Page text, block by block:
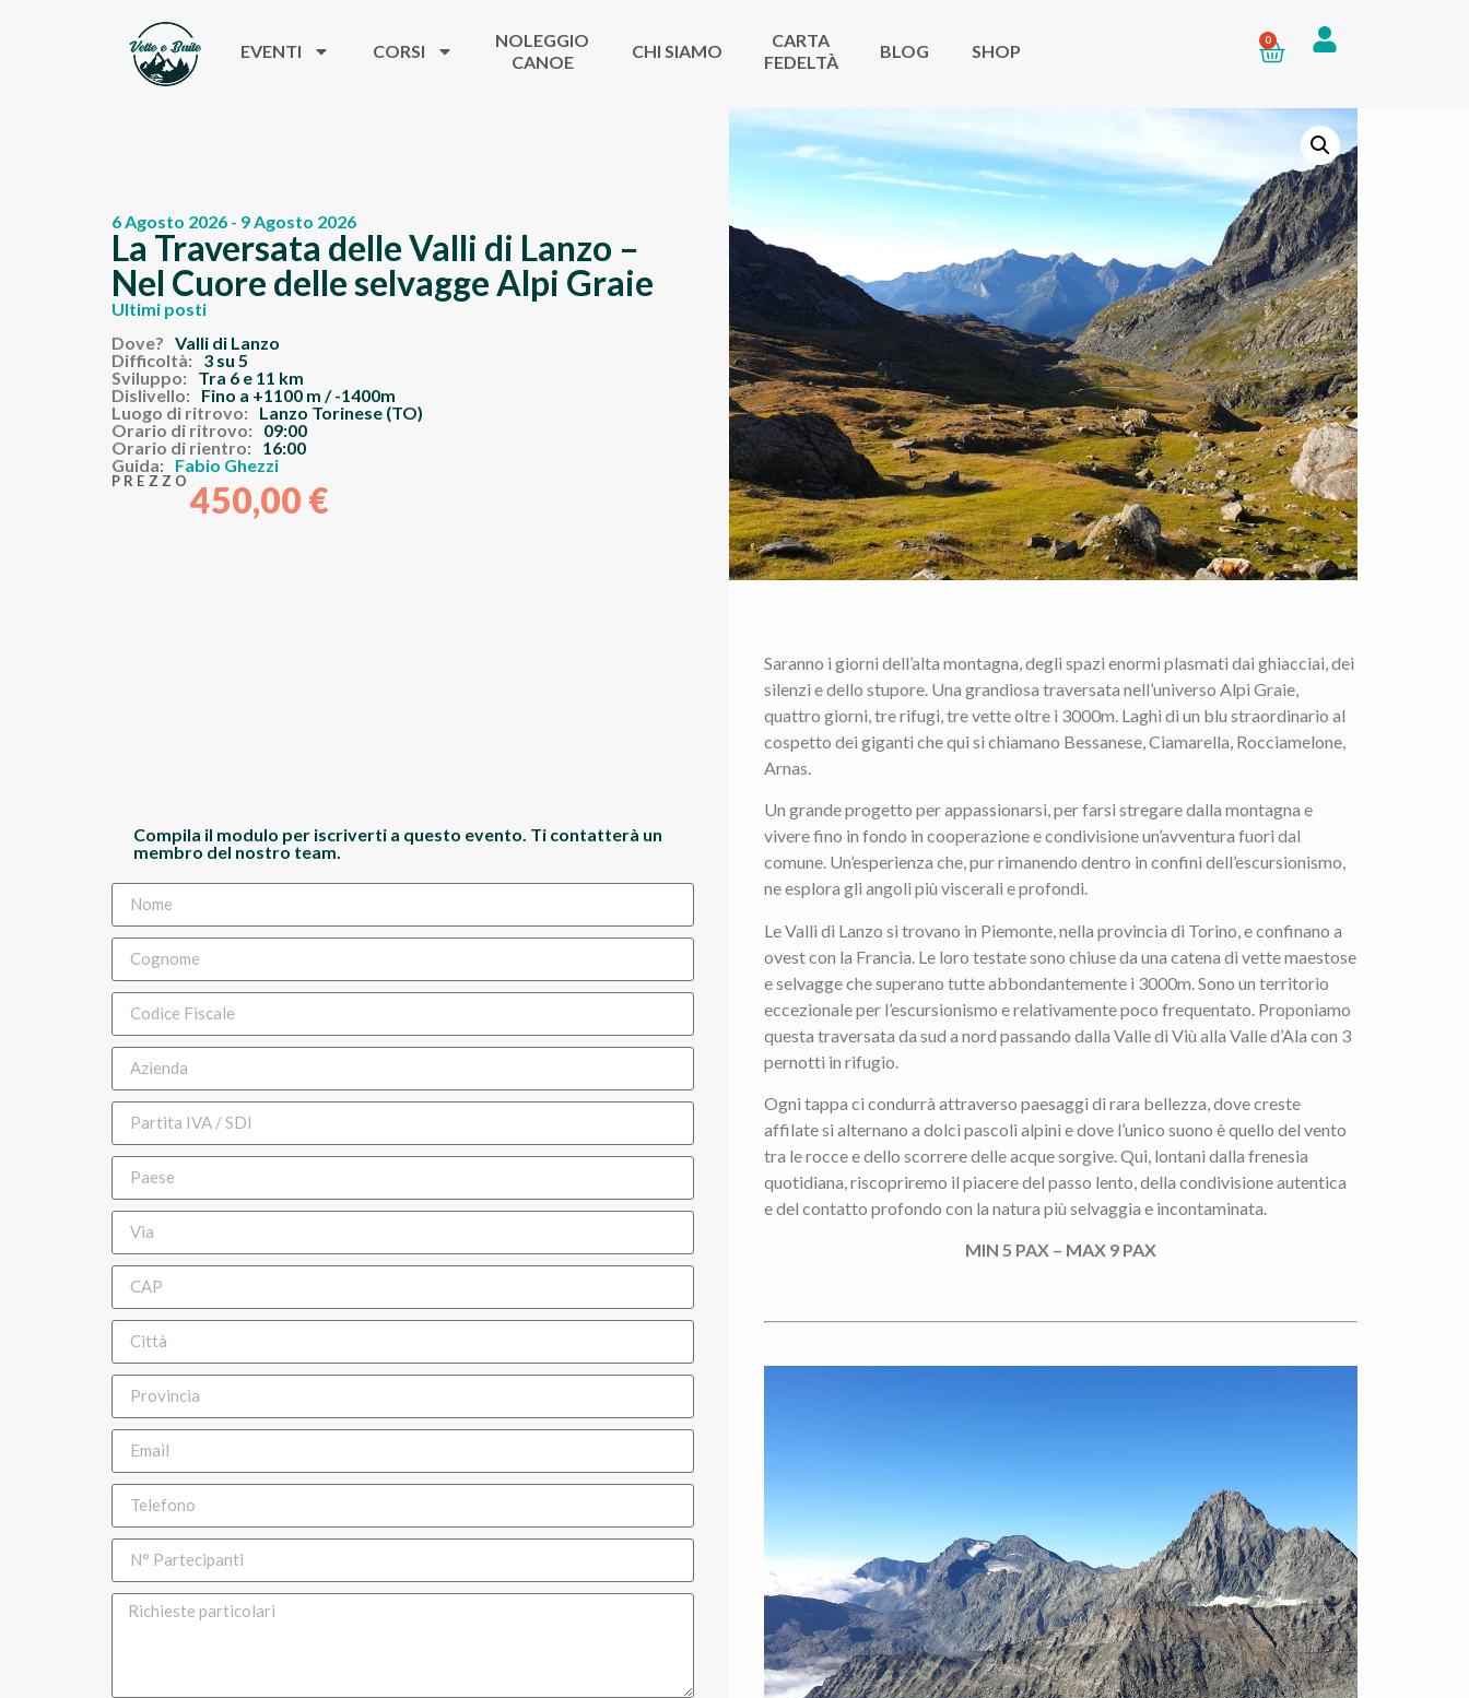
EVENTI CORSI
NOLEGGIO
CANOE
CHI SIAMO
CARTA
FEDELTÀ
BLOG SHOP
0
6 Agosto 2026 - 9 Agosto 2026
La Traversata delle Valli di Lanzo –
Nel Cuore delle selvagge Alpi Graie
Ultimi posti
Dove? Valli di Lanzo
Difficoltà: 3 su 5
Sviluppo: Tra 6 e 11 km
Dislivello: Fino a +1100 m / -1400m
Luogo di ritrovo: Lanzo Torinese (TO)
Orario di ritrovo: 09:00
Orario di rientro: 16:00
Guida: Fabio Ghezzi
PREZZO 450,00 €
Compila il modulo per iscriverti a questo evento. Ti contatterà un
membro del nostro team.
Saranno i giorni dell’alta montagna, degli spazi enormi plasmati dai ghiacciai, dei
silenzi e dello stupore. Una grandiosa traversata nell’universo Alpi Graie,
quattro giorni, tre rifugi, tre vette oltre i 3000m. Laghi di un blu straordinario al
cospetto dei giganti che qui si chiamano Bessanese, Ciamarella, Rocciamelone,
Arnas.
Un grande progetto per appassionarsi, per farsi stregare dalla montagna e
vivere fino in fondo in cooperazione e condivisione un’avventura fuori dal
comune. Un’esperienza che, pur rimanendo dentro in confini dell’escursionismo,
ne esplora gli angoli più viscerali e profondi.
Le Valli di Lanzo si trovano in Piemonte, nella provincia di Torino, e confinano a
ovest con la Francia. Le loro testate sono chiuse da una catena di vette maestose
e selvagge che superano tutte abbondantemente i 3000m. Sono un territorio
eccezionale per l’escursionismo e relativamente poco frequentato. Proponiamo
questa traversata da sud a nord passando dalla Valle di Viù alla Valle d’Ala con 3
pernotti in rifugio.
Ogni tappa ci condurrà attraverso paesaggi di rara bellezza, dove creste
affilate si alternano a dolci pascoli alpini e dove l’unico suono è quello del vento
tra le rocce e dello scorrere delle acque sorgive. Qui, lontani dalla frenesia
quotidiana, riscopriremo il piacere del passo lento, della condivisione autentica
e del contatto profondo con la natura più selvaggia e incontaminata.
MIN 5 PAX – MAX 9 PAX